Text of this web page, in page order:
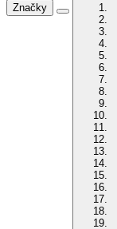
Značky